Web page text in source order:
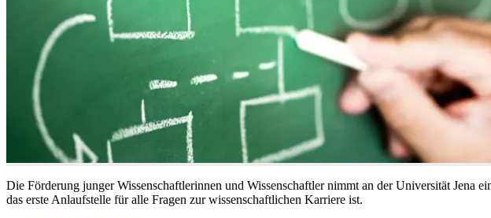
Die Förderung junger Wissenschaftlerinnen und Wissenschaftler nimmt an der Universität Jena
das erste Anlaufstelle für alle Fragen zur wissenschaftlichen Karriere ist.